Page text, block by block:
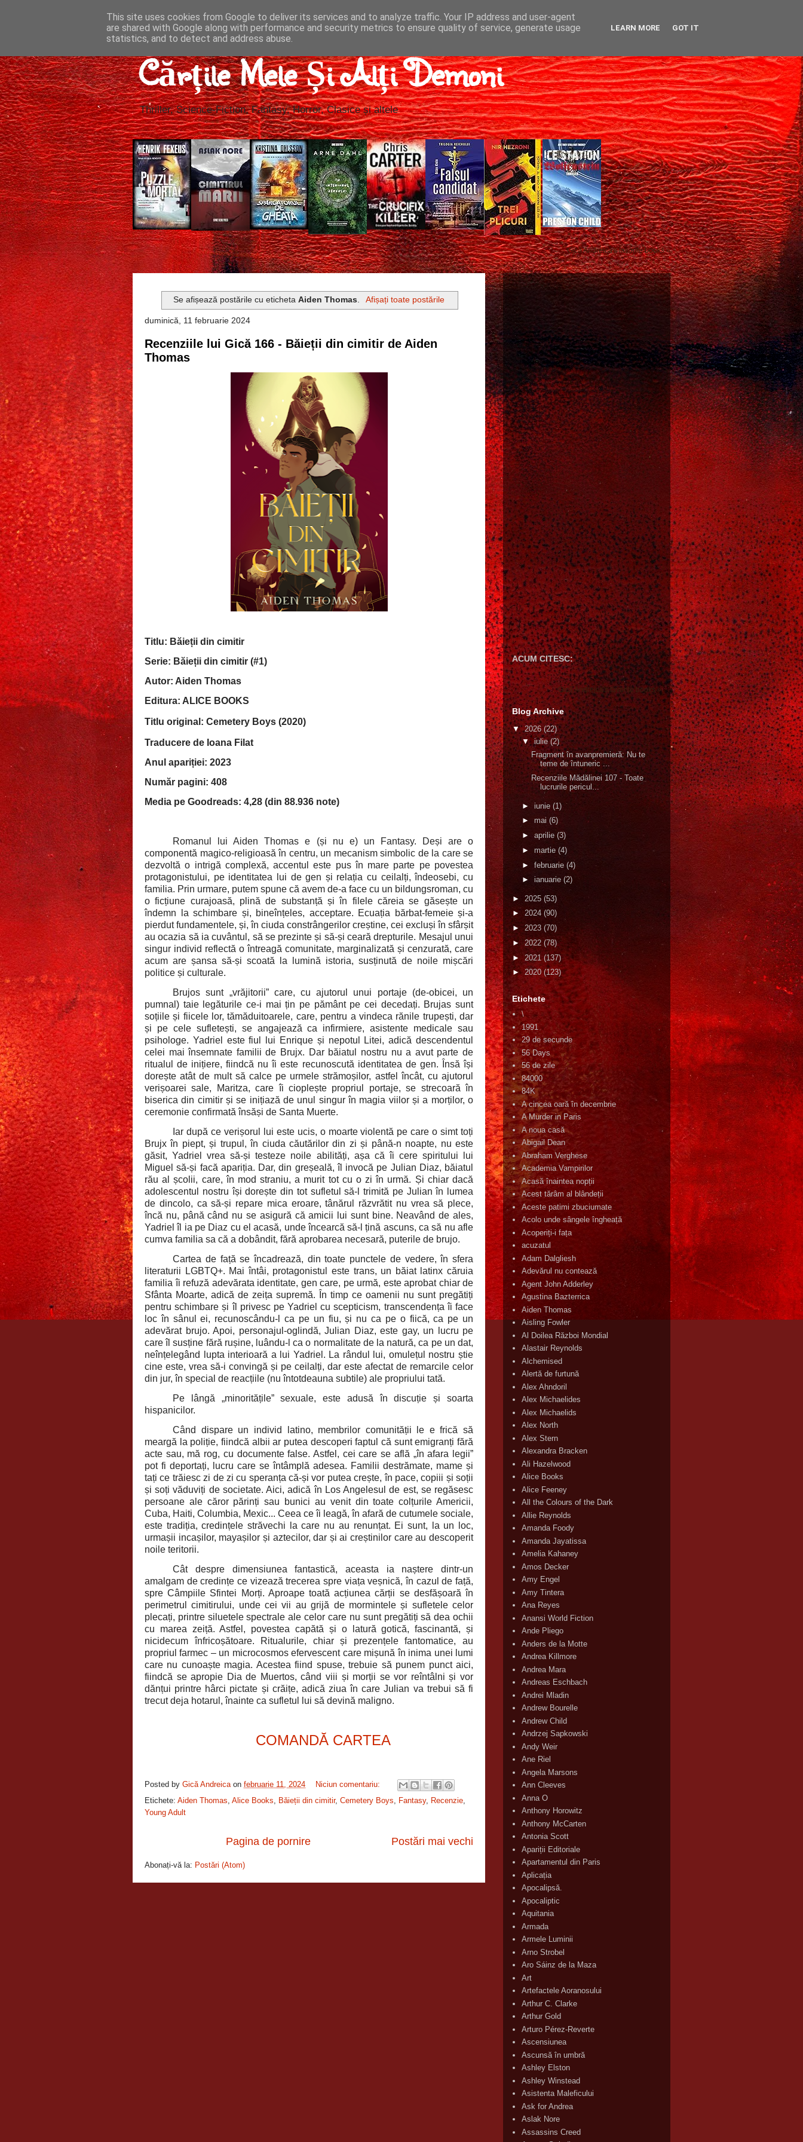
Cărțile Mele Și Alți Demoni
Thriller, Science-Fiction, Fantasy, Horror, Clasice și altele
Gică Andreica's favorite books »
Se afișează postările cu etichetaAiden Thomas. Afișați toate postările
duminică, 11 februarie 2024
Recenziile lui Gică 166 - Băieții din cimitir de Aiden
Thomas
Titlu: Băieții din cimitir
Serie: Băieții din cimitir (#1)
Autor: Aiden Thomas
Editura: ALICE BOOKS
Titlu original: Cemetery Boys (2020)
Traducere de Ioana Filat
Anul apariției: 2023
Număr pagini: 408
Media pe Goodreads: 4,28 (din 88.936 note)
Romanul lui Aiden Thomas e (și nu e) un Fantasy. Deși are o
componentă magico-religioasă în centru, un mecanism simbolic de la care se
dezvoltă o intrigă complexă, accentul este pus în mare parte pe povestea
protagonistului, pe identitatea lui de gen și relația cu ceilalți, îndeosebi, cu
familia. Prin urmare, putem spune că avem de-a face cu un bildungsroman, cu
o ficțiune curajoasă, plină de substanță și în filele căreia se găsește un
îndemn la schimbare și, bineînțeles, acceptare. Ecuația bărbat-femeie și-a
pierdut fundamentele, și, în ciuda constrângerilor creștine, cei excluși în sfârșit
au ocazia să ia cuvântul, să se prezinte și să-și ceară drepturile. Mesajul unui
singur individ reflectă o întreagă comunitate, marginalizată și cenzurată, care
acum are șansa să-și scoată la lumină istoria, susținută de noile mișcări
politice și culturale.
Brujos sunt „vrăjitorii” care, cu ajutorul unui portaje (de-obicei, un
pumnal) taie legăturile ce-i mai țin pe pământ pe cei decedați. Brujas sunt
soțiile și fiicele lor, tămăduitoarele, care, pentru a vindeca rănile trupești, dar
și pe cele sufletești, se angajează ca infirmiere, asistente medicale sau
psihologe. Yadriel este fiul lui Enrique și nepotul Litei, adică descendentul
celei mai însemnate familii de Brujx. Dar băiatul nostru nu a avut parte de
ritualul de inițiere, fiindcă nu îi este recunoscută identitatea de gen. Însă își
dorește atât de mult să calce pe urmele strămoșilor, astfel încât, cu ajutorul
verișoarei sale, Maritza, care îi cioplește propriul portaje, se strecoară în
biserica din cimitir și se inițiază de unul singur în magia viilor și a morților, o
ceremonie confirmată însăși de Santa Muerte.
Iar după ce verișorul lui este ucis, o moarte violentă pe care o simt toți
Brujx în piept, și trupul, în ciuda căutărilor din zi și până-n noapte, nu este
găsit, Yadriel vrea să-și testeze noile abilități, așa că îi cere spiritului lui
Miguel să-și facă apariția. Dar, din greșeală, îl invocă pe Julian Diaz, băiatul
rău al școlii, care, în mod straniu, a murit tot cu o zi în urmă. Și chiar dacă
adolescentul nostru își dorește din tot sufletul să-l trimită pe Julian în lumea
de dincolo, ca să-și repare mica eroare, tânărul răzvrătit nu vrea să plece,
încă nu, până când nu se asigură că amicii lui sunt bine. Neavând de ales,
Yadriel îl ia pe Diaz cu el acasă, unde încearcă să-l țină ascuns, ca să nu afle
cumva familia sa că a dobândit, fără aprobarea necesară, puterile de brujo.
Cartea de față se încadrează, din toate punctele de vedere, în sfera
literaturii LGBTQ+. Mai întâi, protagonistul este trans, un băiat latinx căruia
familia îi refuză adevărata identitate, gen care, pe urmă, este aprobat chiar de
Sfânta Moarte, adică de zeița supremă. În timp ce oamenii nu sunt pregătiți
pentru schimbare și îl privesc pe Yadriel cu scepticism, transcendența îi face
loc în sânul ei, recunoscându-l ca pe un fiu, și nu ca pe o fiică, ca pe un
adevărat brujo. Apoi, personajul-oglindă, Julian Diaz, este gay, un lucru pe
care îl susține fără rușine, luându-l ca o normalitate de la natură, ca pe un dat,
neînțelegând lupta interioară a lui Yadriel. La rândul lui, omulețul nostru știe
cine este, vrea să-i convingă și pe ceilalți, dar este afectat de remarcile celor
din jur, în special de reacțiile (nu întotdeauna subtile) ale propriului tată.
Pe lângă „minoritățile” sexuale, este adusă în discuție și soarta
hispanicilor.
Când dispare un individ latino, membrilor comunității le e frică să
meargă la poliție, fiindcă albii ar putea descoperi faptul că sunt emigranți fără
acte sau, mă rog, cu documente false. Astfel, cei care se află „în afara legii”
pot fi deportați, lucru care se întâmplă adesea. Familii destrămate, mame și
tați ce trăiesc zi de zi cu speranța că-și vor putea crește, în pace, copiii și soții
și soți văduviți de societate. Aici, adică în Los Angelesul de est, se regăsesc
persoane ale căror părinți sau bunici au venit din toate colțurile Americii,
Cuba, Haiti, Columbia, Mexic... Ceea ce îi leagă, în afară de cutumele sociale,
este tradiția, credințele străvechi la care nu au renunțat. Ei sunt, la un loc,
urmașii incașilor, mayașilor și aztecilor, dar și ai creștinilor care au descoperit
noile teritorii.
Cât despre dimensiunea fantastică, aceasta ia naștere dintr-un
amalgam de credințe ce vizează trecerea spre viața veșnică, în cazul de față,
spre Câmpiile Sfintei Morți. Aproape toată acțiunea cărții se desfășoară în
perimetrul cimitirului, unde cei vii au grijă de mormintele și sufletele celor
plecați, printre siluetele spectrale ale celor care nu sunt pregătiți să dea ochii
cu marea zeiță. Astfel, povestea capătă și o latură gotică, fascinantă, și
nicidecum înfricoșătoare. Ritualurile, chiar și prezențele fantomatice, au
propriul farmec – un microcosmos efervescent care mișună în inima unei lumi
care nu cunoaște magia. Acestea fiind spuse, trebuie să punem punct aici,
fiindcă se apropie Dia de Muertos, când viii și morții se vor reîntâlni și vor
dănțui printre hârci pictate și crăițe, adică ziua în care Julian va trebui să fi
trecut deja hotarul, înainte ca sufletul lui să devină maligno.
COMANDĂ CARTEA
Posted by Gică Andreica on februarie 11, 2024
Niciun comentariu:
Etichete: Aiden Thomas, Alice Books, Băieții din cimitir, Cemetery Boys, Fantasy, Recenzie,
Young Adult
Postări mai vechi
Pagina de pornire
Abonați-vă la: Postări (Atom)
ACUM CITESC:
Gică Andreica's favorite books »
Blog Archive
▼2026(22)
▼iulie(2)
Fragment în avanpremieră: Nu te
teme de întuneric ...
Recenziile Mădălinei 107 - Toate
lucrurile pericul...
► iunie (1)
► mai (6)
► aprilie (3)
► martie (4)
► februarie (4)
► ianuarie (2)
► 2025 (53)
► 2024 (90)
► 2023 (70)
► 2022 (78)
► 2021(137)
► 2020(123)
Etichete
\
1991
29 de secunde
56 Days
56 de zile
84000
84K
A cincea oară în decembrie
A Murder in Paris
A noua casă
Abigail Dean
Abraham Verghese
Academia Vampirilor
Acasă înaintea nopții
Acest tărâm al blândeții
Aceste patimi zbuciumate
Acolo unde sângele îngheață
Acoperiți-i fața
acuzatul
Adam Dalgliesh
Adevărul nu contează
Agent John Adderley
Agustina Bazterrica
Aiden Thomas
Aisling Fowler
Al Doilea Război Mondial
Alastair Reynolds
Alchemised
Alertă de furtună
Alex Ahndoril
Alex Michaelides
Alex Michaelids
Alex North
Alex Stern
Alexandra Bracken
Ali Hazelwood
Alice Books
Alice Feeney
All the Colours of the Dark
Allie Reynolds
Amanda Foody
Amanda Jayatissa
Amelia Kahaney
Amos Decker
Amy Engel
Amy Tintera
Ana Reyes
Anansi World Fiction
Ande Pliego
Anders de la Motte
Andrea Killmore
Andrea Mara
Andreas Eschbach
Andrei Mladin
Andrew Bourelle
Andrew Child
Andrzej Sapkowski
Andy Weir
Ane Riel
Angela Marsons
Ann Cleeves
Anna O
Anthony Horowitz
Anthony McCarten
Antonia Scott
Apariții Editoriale
Apartamentul din Paris
Aplicația
Apocalipsă.
Apocaliptic
Aquitania
Armada
Armele Luminii
Arno Strobel
Aro Sáinz de la Maza
Art
Artefactele Aoranosului
Arthur C. Clarke
Arthur Gold
Arturo Pérez-Reverte
Ascensiunea
Ascunsă în umbră
Ashley Elston
Ashley Winstead
Asistenta Maleficului
Ask for Andrea
Aslak Nore
Assassins Creed
This site uses cookies from Google to deliver its services and to analyze traffic. Your IP address and user-agent
are shared with Google along with performance and security metrics to ensure quality of service, generate usage
statistics, and to detect and address abuse.
LEARN MORE GOT IT